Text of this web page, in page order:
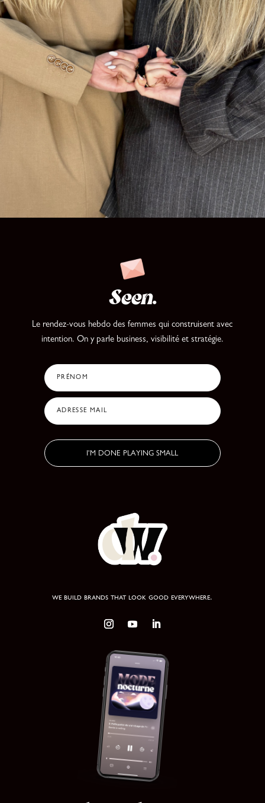
Seen.
Le rendez-vous hebdo des femmes qui construisent avec
intention. On y parle business, visibilité et stratégie.
PRÉNOM
ADRESSE MAIL
I'M DONE PLAYING SMALL
we build brands that look good everywhere.